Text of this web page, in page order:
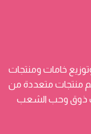
خامات ومنتجات
والكافيهات من عام ٢٠١٠ م وتضم منتجات متعددة من
ذوق وحب الشعب